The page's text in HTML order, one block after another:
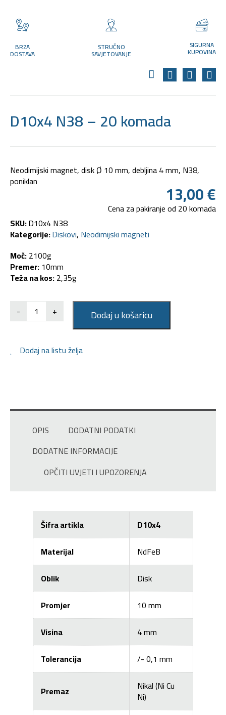
BRZA
DOSTAVA
STRUČNO
SAVJETOVANJE
SIGURNA
KUPOVINA
D10x4 N38 – 20 komada
Neodimijski magnet, disk Ø 10 mm, debljina 4 mm, N38,
poniklan 13,00€
Cena za pakiranje od 20 komada
SKU:D10x4 N38
Kategorije:Diskovi, Neodimijski magneti
Moč:2100g
Premer:10mm
Teža na kos:2,35g
- + Dodaj u košaricu
Dodaj na listu želja
OPIS
DODATNI PODATKI
DODATNE INFORMACIJE
OPČITI UVJETI I UPOZORENJA
Šifra artikla
D10x4
Materijal
NdFeB
Oblik
Disk
Promjer
10 mm
Visina
4 mm
Tolerancija
/- 0,1 mm
Premaz Nikal (Ni Cu
Ni)